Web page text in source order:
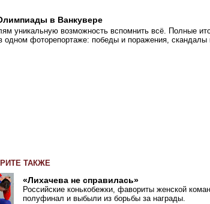
в Ванкувере
уникальную возможность вспомнить всё. Полные
одном фоторепортаже: победы и поражения, скандалы
ТАКЖЕ
«Лихачева не справилась»
Российские конькобежки, фавориты женской
полуфинал и выбыли из борьбы за награды.